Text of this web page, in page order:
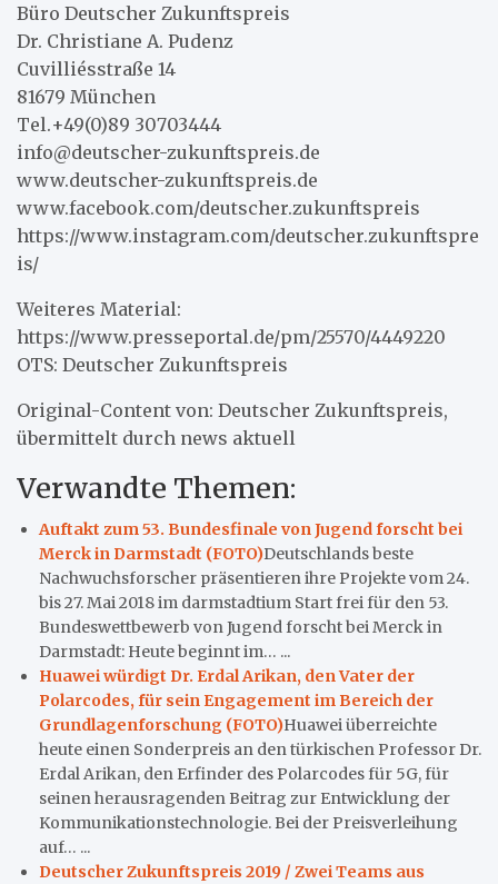
Büro Deutscher Zukunftspreis
Dr. Christiane A. Pudenz
Cuvilliésstraße 14
81679 München
Tel.+49(0)89 30703444
info@deutscher-zukunftspreis.de
www.deutscher-zukunftspreis.de
www.facebook.com/deutscher.zukunftspreis
https://www.instagram.com/deutscher.zukunftspre
is/
Weiteres Material:
https://www.presseportal.de/pm/25570/4449220
OTS: Deutscher Zukunftspreis
Original-Content von: Deutscher Zukunftspreis,
übermittelt durch news aktuell
Verwandte Themen:
Auftakt zum 53. Bundesfinale von Jugend forscht bei
Merck in Darmstadt (FOTO)Deutschlands beste
Nachwuchsforscher präsentieren ihre Projekte vom 24.
bis 27. Mai 2018 im darmstadtium Start frei für den 53.
Bundeswettbewerb von Jugend forscht bei Merck in
Darmstadt: Heute beginnt im… ...
Huawei würdigt Dr. Erdal Arikan, den Vater der
Polarcodes, für sein Engagement im Bereich der
Grundlagenforschung (FOTO)Huawei überreichte
heute einen Sonderpreis an den türkischen Professor Dr.
Erdal Arikan, den Erfinder des Polarcodes für 5G, für
seinen herausragenden Beitrag zur Entwicklung der
Kommunikationstechnologie. Bei der Preisverleihung
auf… ...
Deutscher Zukunftspreis 2019 / Zwei Teams aus